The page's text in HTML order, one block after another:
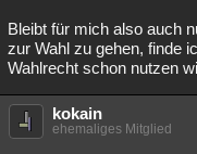
Bleibt für mich also auch
zur Wahl zu gehen, finde
Wahlrecht schon nutzen
kokain
ehemaliges Mitglied